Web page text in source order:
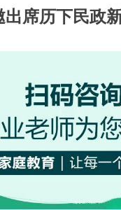
出席历下民政